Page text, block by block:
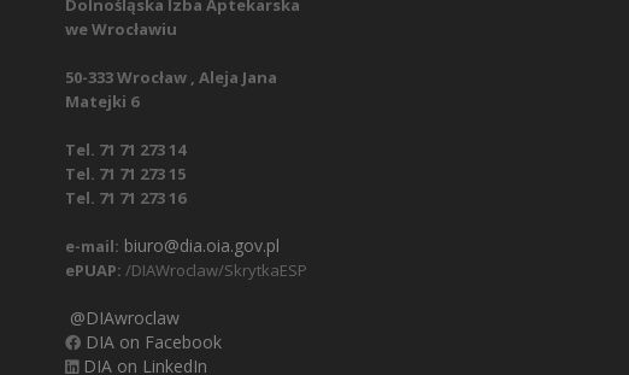
Dolnośląska Izba Aptekarska
we Wrocławiu
50-333 Wrocław , Aleja Jana
Matejki 6
Tel. 71 71 273 14
Tel. 71 71 273 15
Tel. 71 71 273 16
e-mail: biuro@dia.oia.gov.pl
ePUAP: /DIAWroclaw/SkrytkaESP
@DIAwroclaw
DIA on Facebook
DIA on LinkedIn